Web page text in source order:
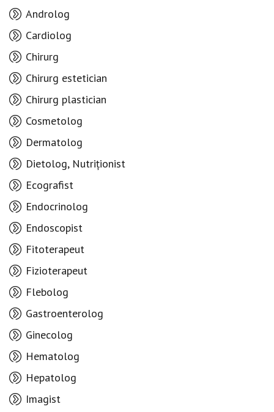
Androlog
Cardiolog
Chirurg
Chirurg estetician
Chirurg plastician
Cosmetolog
Dermatolog
Dietolog, Nutriționist
Ecografist
Endocrinolog
Endoscopist
Fitoterapeut
Fizioterapeut
Flebolog
Gastroenterolog
Ginecolog
Hematolog
Hepatolog
Imagist